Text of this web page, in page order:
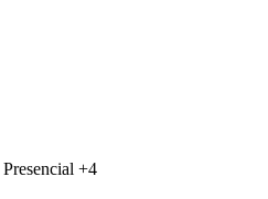
Presencial +4